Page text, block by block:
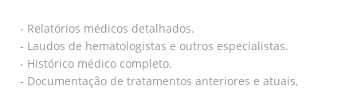
- Relatórios médicos detalhados.
- Laudos de hematologistas e outros especialistas.
- Histórico médico completo.
- Documentação de tratamentos anteriores e atuais,